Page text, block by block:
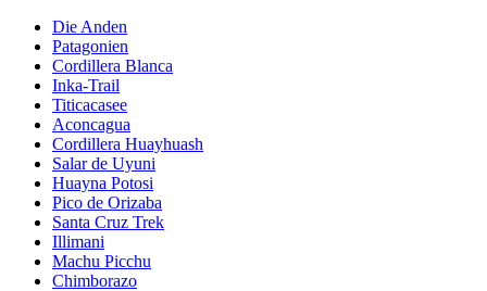
Die Anden
Patagonien
Cordillera Blanca
Inka-Trail
Titicacasee
Aconcagua
Cordillera Huayhuash
Salar de Uyuni
Huayna Potosi
Pico de Orizaba
Santa Cruz Trek
Illimani
Machu Picchu
Chimborazo